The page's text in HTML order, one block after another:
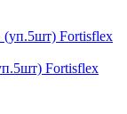
Fortisflex